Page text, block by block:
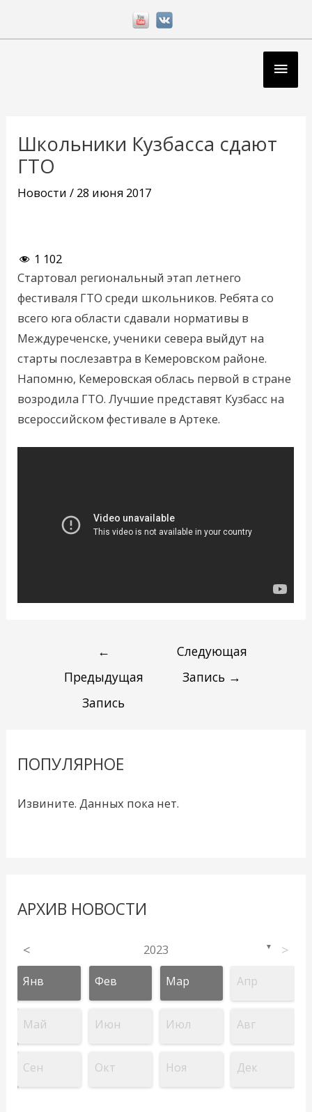
Школьники Кузбасса сдают
ГТО
Новости / 28 июня 2017
1 102
Стартовал региональный этап летнего
фестиваля ГТО среди школьников. Ребята со
всего юга области сдавали нормативы в
Междуреченске, ученики севера выйдут на
старты послезавтра в Кемеровском районе.
Напомню, Кемеровская облась первой в стране
возродила ГТО. Лучшие представят Кузбасс на
всероссийском фестивале в Артеке.
записям
←
Предыдущая
Запись
Следующая
Запись →
ПОПУЛЯРНОЕ
Извините. Данных пока нет.
АРХИВ НОВОСТИ
< 2023 ▼ >
Янв Фев Мар Апр
Май Июн Июл Авг
Сен Окт Ноя Дек